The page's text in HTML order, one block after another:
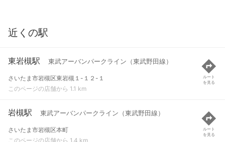
近くの駅
東岩槻駅 東武アーバンパークライン（東武野田線）
さいたま市岩槻区東岩槻１-１２-１
このページの店舗から 1.1 km
ルート
を見る
岩槻駅 東武アーバンパークライン（東武野田線）
さいたま市岩槻区本町
このページの店舗から 1.4 km
ルート
を見る